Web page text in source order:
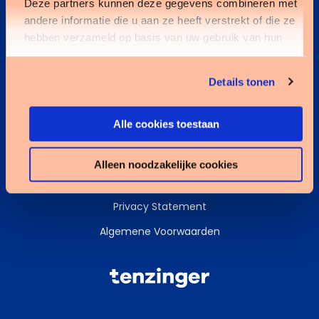
Deze partners kunnen deze gegevens combineren met
andere informatie die u aan ze heeft verstrekt of die ze
hebben verzameld op basis van uw gebruik van hun
services. U gaat akkoord met onze cookies als u onze
Details tonen
Alle cookies toestaan
Alleen noodzakelijke cookies
Kennisbank
Services
Cookies
Privacy Statement
Algemene Voorwaarden
Tenzinger